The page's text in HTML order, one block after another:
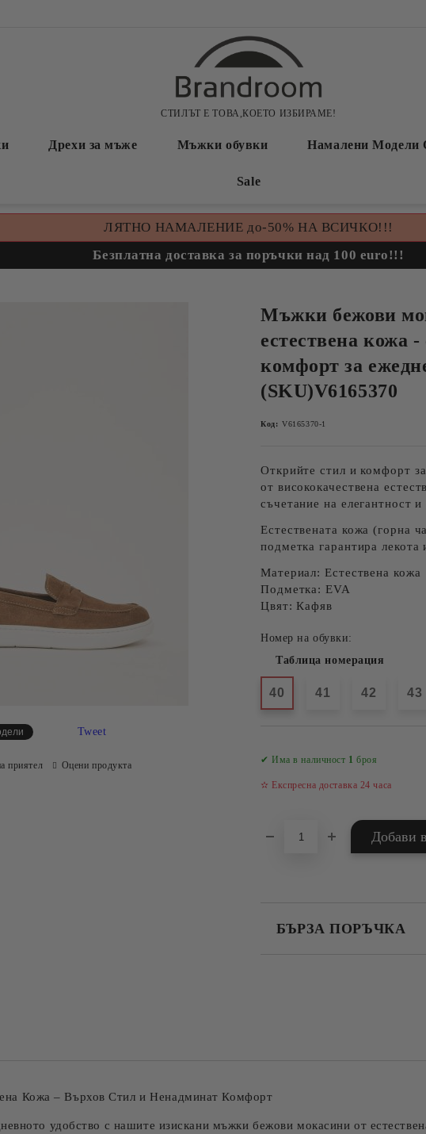
СТИЛЪТ Е ТОВА,КОЕТО ИЗБИРАМЕ!
Дрехи за мъже Мъжки обувки Намалени Модели
Sale
ЛЯТНО НАМАЛЕНИЕ до-50% НА ВСИЧКО!!!
Безплатна доставка за поръчки над 100 euro!!!
Мъжки бежови
естествена кожа -
комфорт за
(SKU)V6165370
Код: V6165370-1
Открийтестил и комфорт
от висококачествена
съчетание на елегантност и
Естествената кожа (горна
подметка гарантира
Материал: Естествена кожа
Подметка: EVA
Цвят: Кафяв
Номер на обувки:
Таблица номерация
40 41 42 43
✔ Има в наличност 1 броя
✫ Експресна доставка 24 часа
БЪРЗА ПОРЪЧКА
Tweet
приятел Оцени продукта
Кожа – Върхов Стил и Ненадминат Комфорт
удобство с нашите изискани мъжки бежови мокасини от